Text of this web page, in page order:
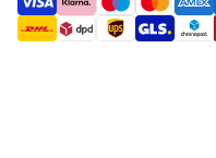
payment methods
shipment methods